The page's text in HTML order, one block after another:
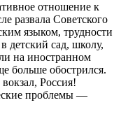
отношение к
развала Советского
языком, трудности
детский сад, школу,
на иностранном
больше обострился.
Россия!
проблемы —